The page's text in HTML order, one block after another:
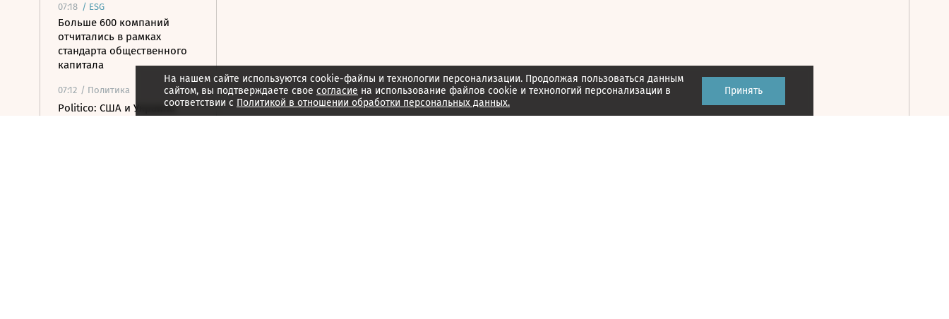
07:18 / ESG
Больше 600 компаний
отчитались в рамках
стандарта общественного
капитала
07:12 / Политика
Politico: США и Украина
На нашем сайте используются cookie-файлы и технологии персонализации. Продолжая пользоваться данным
сайтом, вы подтверждаете свое согласие на использование файлов cookie и технологий персонализации в
соответствии с Политикой в отношении обработки персональных данных.
Принять